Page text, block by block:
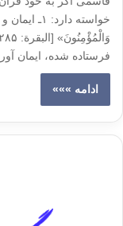
خواسته
فرستاده شده، ایمان آورده
ادامه »»»